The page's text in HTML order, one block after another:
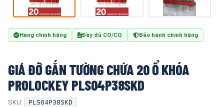
Hàng chính hãng Đầy đủ CO/CQ Bảo hành chính hãng
GIÁ ĐỠ GẮN TƯỜNG CHỨA 20 Ổ KHÓA
PROLOCKEY PLS04P38SKD
SKU: PLS04P38SKD